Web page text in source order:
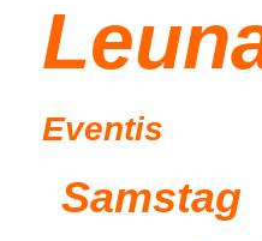
Leu
Eventis
Samstag